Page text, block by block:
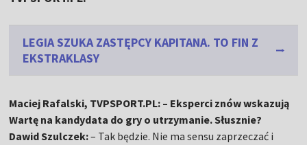
LEGIA SZUKA ZASTĘPCY KAPITANA. TO FIN Z
EKSTRAKLASY
Maciej Rafalski, TVPSPORT.PL: – Eksperci znów wskazują
Wartę na kandydata do gry o utrzymanie. Słusznie?
Dawid Szulczek:– Tak będzie. Nie ma sensu zaprzeczać i